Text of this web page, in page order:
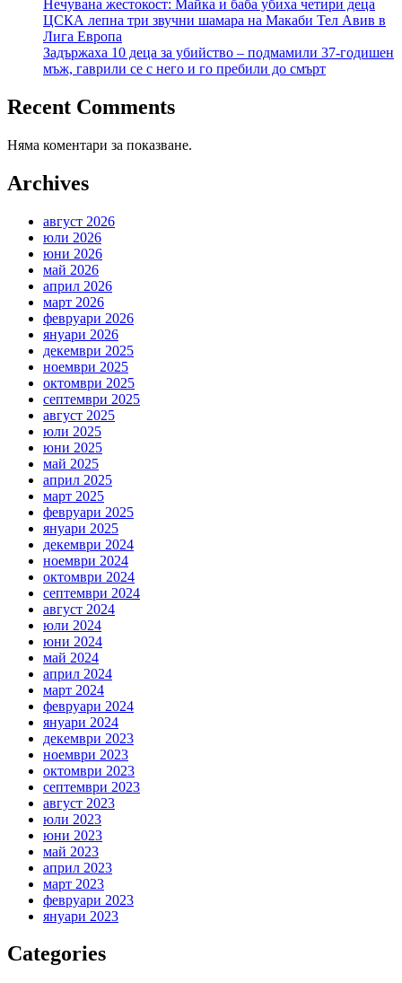
Нечувана жестокост: Майка и баба убиха четири деца
ЦСКА лепна три звучни шамара на Макаби Тел Авив в
Лига Европа
Задържаха 10 деца за убийство – подмамили 37-годишен
мъж, гаврили се с него и го пребили до смърт
Recent Comments
Няма коментари за показване.
Archives
август 2026
юли 2026
юни 2026
май 2026
април 2026
март 2026
февруари 2026
януари 2026
декември 2025
ноември 2025
октомври 2025
септември 2025
август 2025
юли 2025
юни 2025
май 2025
април 2025
март 2025
февруари 2025
януари 2025
декември 2024
ноември 2024
октомври 2024
септември 2024
август 2024
юли 2024
юни 2024
май 2024
април 2024
март 2024
февруари 2024
януари 2024
декември 2023
ноември 2023
октомври 2023
септември 2023
август 2023
юли 2023
юни 2023
май 2023
април 2023
март 2023
февруари 2023
януари 2023
Categories